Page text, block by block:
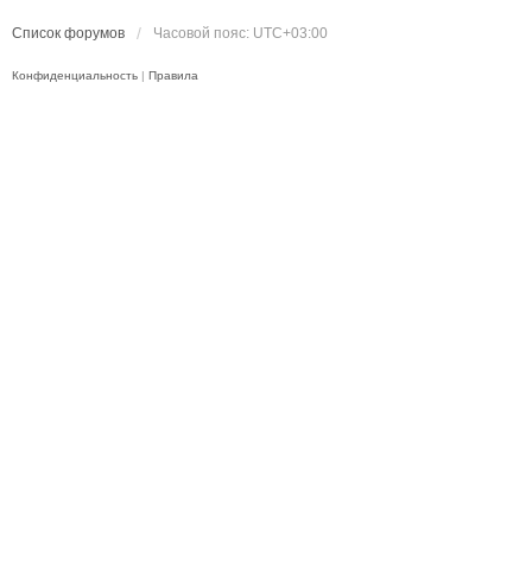
Список форумов Часовой пояс: UTC+03:00
Конфиденциальность | Правила